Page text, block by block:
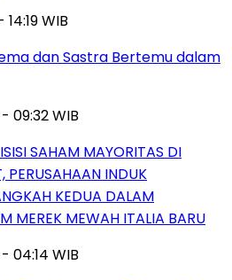
WIB
dan Sastra Bertemu dalam
09:32 WIB
SAHAM MAYORITAS DI
PERUSAHAAN INDUK
KEDUA DALAM
MEREK MEWAH ITALIA BARU
04:14 WIB